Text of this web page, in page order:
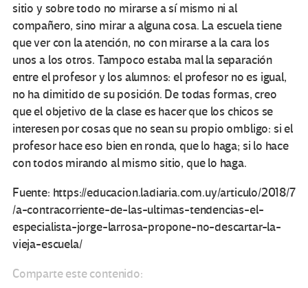
sitio y sobre todo no mirarse a sí mismo ni al
compañero, sino mirar a alguna cosa. La escuela tiene
que ver con la atención, no con mirarse a la cara los
unos a los otros. Tampoco estaba mal la separación
entre el profesor y los alumnos: el profesor no es igual,
no ha dimitido de su posición. De todas formas, creo
que el objetivo de la clase es hacer que los chicos se
interesen por cosas que no sean su propio ombligo: si el
profesor hace eso bien en ronda, que lo haga; si lo hace
con todos mirando al mismo sitio, que lo haga.
Fuente: https://educacion.ladiaria.com.uy/articulo/2018/7
/a-contracorriente-de-las-ultimas-tendencias-el-
especialista-jorge-larrosa-propone-no-descartar-la-
vieja-escuela/
Comparte este contenido: